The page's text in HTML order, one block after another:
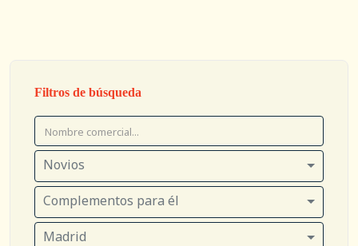
Filtros de búsqueda
Novios
Complementos para él
Madrid